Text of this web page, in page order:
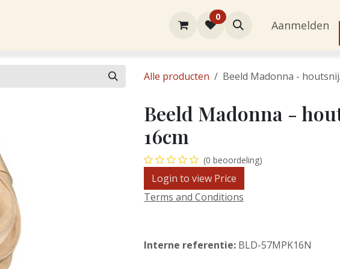
Contact
0
Aanmelden
Alle producten Beeld Madonna -
Beeld Madonna -
16cm
(0 beoordeling)
Login to view Price
Terms and Conditions
Interne referentie: BLD-57MPK16N